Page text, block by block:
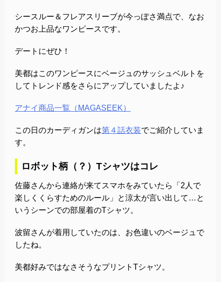
シースルー＆フレアスリーブが今っぽさ満点で、なお
かつお上品なワンピースです。
デートにぜひ！
美都はこのワンピースにベージュのサッシュベルトを
してトレンド感をさらにアップしていましたよ♪
アナイ商品一覧（MAGASEEK）
この日のカーディガンは第４話衣装でご紹介していま
す。
ロボット柄（？）Tシャツはコレ
佐藤さんから連絡が来てスマホをみていたら「2人で
楽しくくらすためのルール」と涼太が言い出して…と
いうシーンでの部屋着のTシャツ。
波留さんが着用していたのは、お色違いのベージュで
したね。
美都好みではなさそうなプリントTシャツ。